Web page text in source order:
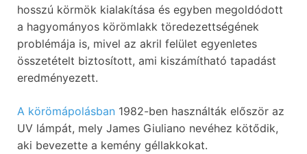
hosszú körmök kialakítása és egyben megoldódott
a hagyományos körömlakk töredezettségének
problémája is, mivel az akril felület egyenletes
összetételt biztosított, ami kiszámítható tapadást
eredményezett.
A körömápolásban 1982-ben használták először az
UV lámpát, mely James Giuliano nevéhez kötődik,
aki bevezette a kemény géllakkokat.